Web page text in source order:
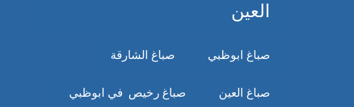
العين
صباغ ابوظبي صباغ الشارقة
صباغ العين صباغ رخيص في ابوظبي